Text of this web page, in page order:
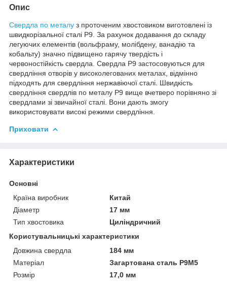
Опис
Свердла по металу з проточеним хвостовиком виготовлені із
швидкорізальної сталі Р9. За рахунок додавання до складу
легуючих елементів (вольфраму, молібдену, ванадію та
кобальту) значно підвищено гарячу твердість і
червоностійкість свердла. Свердла Р9 застосовуються для
свердління отворів у високолегованих металах, відмінно
підходять для свердління нержавіючої сталі. Швидкість
свердління свердлів по металу Р9 вище вчетверо порівняно зі
свердлами зі звичайної сталі. Вони дають змогу
використовувати високі режими свердління.
Приховати
Характеристики
Основні
Країна виробник
Китай
Діаметр
17 мм
Тип хвостовика
Циліндричний
Користувальницькі характеристики
Довжина свердла
184 мм
Матеріал
Загартована сталь Р9М5
Розмір
17,0 мм